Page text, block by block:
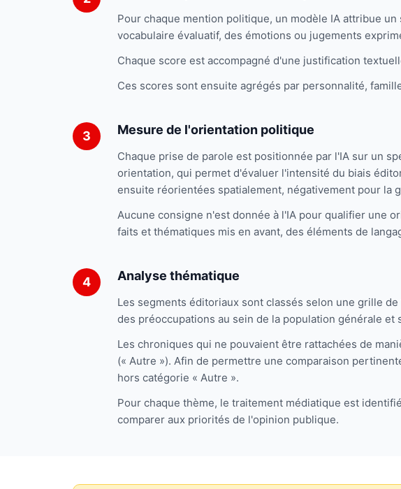
Pour chaque mention politique, un modèle IA attribue
vocabulaire évaluatif, des émotions ou jugements
Chaque score est accompagné d'une justification
Ces scores sont ensuite agrégés par personnalité,
Mesure de l'orientation politique
Chaque prise de parole est positionnée par l'IA sur un
orientation, qui permet d'évaluer l'intensité du biais
ensuite réorientées spatialement, négativement pour la
Aucune consigne n'est donnée à l'IA pour qualifier une
faits et thématiques mis en avant, des éléments de
Analyse thématique
Les segments éditoriaux sont classés selon une grille
des préoccupations au sein de la population générale
Les chroniques qui ne pouvaient être rattachées de
(« Autre »). Afin de permettre une comparaison
hors catégorie « Autre ».
Pour chaque thème, le traitement médiatique est
comparer aux priorités de l'opinion publique.